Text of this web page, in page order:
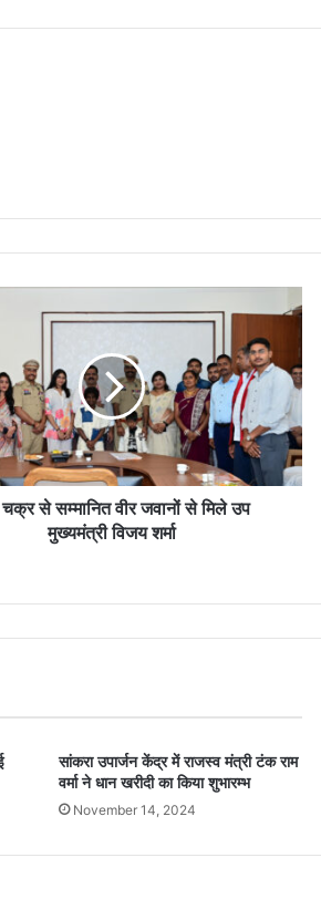
चक्र से सम्मानित वीर जवानों से मिले उप
मुख्यमंत्री विजय शर्मा
सांकरा उपार्जन केंद्र में राजस्व मंत्री टंक राम
वर्मा ने धान खरीदी का किया शुभारम्भ
November 14, 2024